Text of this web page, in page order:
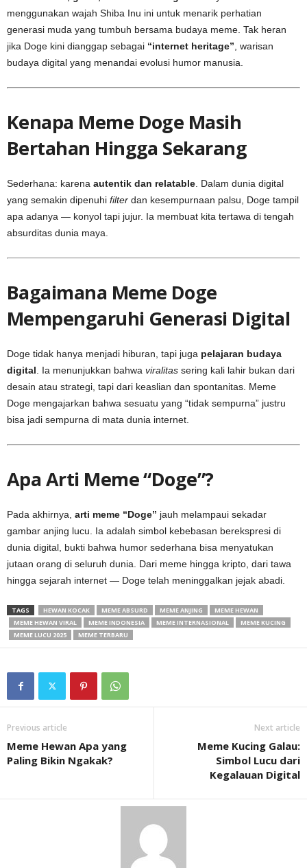
menggunakan wajah Shiba Inu ini untuk menarik perhatian
generasi muda yang tumbuh bersama budaya meme. Tak heran
jika Doge kini dianggap sebagai “internet heritage” , warisan
budaya digital yang menandai evolusi humor manusia.
Kenapa Meme Doge Masih
Bertahan Hingga Sekarang
Sederhana: karena autentik dan relatable . Dalam dunia digital
yang semakin dipenuhi filter dan kesempurnaan palsu, Doge tampil
apa adanya — konyol tapi jujur. Ia membuat kita tertawa di tengah
absurditas dunia maya.
Bagaimana Meme Doge
Mempengaruhi Generasi Digital
Doge tidak hanya menjadi hiburan, tapi juga pelajaran budaya
digital . Ia menunjukkan bahwa viralitas sering kali lahir bukan dari
desain atau strategi, tapi dari keaslian dan spontanitas. Meme
Doge mengajarkan bahwa sesuatu yang “tidak sempurna” justru
bisa jadi sempurna di mata dunia internet.
Apa Arti Meme “Doge”?
Pada akhirnya, arti meme “Doge” jauh melampaui sekadar
gambar anjing lucu. Ia adalah simbol kebebasan berekspresi di
dunia digital, bukti bahwa humor sederhana bisa menyatukan
jutaan orang di seluruh dunia. Dari meme hingga kripto, dari tawa
hingga sejarah internet — Doge telah meninggalkan jejak abadi.
TAGS HEWAN KOCAK MEME ABSURD MEME ANJING
MEME HEWAN
MEME HEWAN VIRAL
MEME INDONESIA MEME INTERNASIONAL
MEME KUCING
MEME LUCU 2025
MEME TERBARU
Previous article
Meme Hewan Apa yang
Paling Bikin Ngakak?
Next article
Meme Kucing Galau:
Simbol Lucu dari
Kegalauan Digital